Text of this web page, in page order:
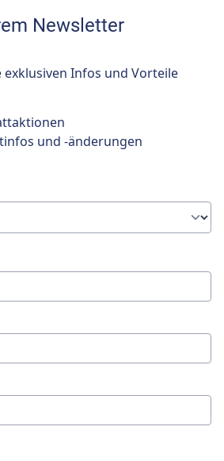
Newsletter
exklusiven Infos und Vorteile
und -änderungen